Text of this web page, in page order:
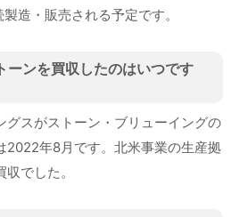
造・販売される予定です。
ーンを買収したのはいつです
グスがストーン・ブリューイングの
2022年8月です。北米事業の生産拠
でした。